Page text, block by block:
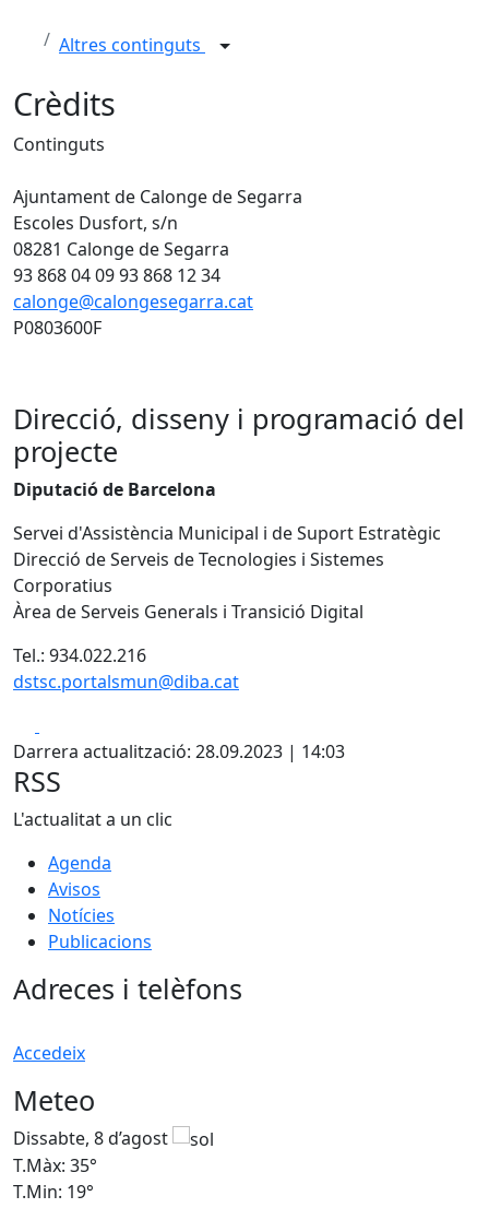
Altres continguts
Crèdits
Continguts
Ajuntament de Calonge de Segarra
Escoles Dusfort, s/n
08281 Calonge de Segarra
93 868 04 09 93 868 12 34
calonge@calongesegarra.cat
P0803600F
Direcció, disseny i programació del
projecte
Diputació de Barcelona
Servei d'Assistència Municipal i de Suport Estratègic
Direcció de Serveis de Tecnologies i Sistemes
Corporatius
Àrea de Serveis Generals i Transició Digital
Tel.: 934.022.216
dstsc.portalsmun@diba.cat
Darrera actualització: 28.09.2023 | 14:03
RSS
L'actualitat a un clic
Agenda
Avisos
Notícies
Publicacions
Adreces i telèfons
Accedeix
Meteo
Dissabte, 8 d’agost
T.Màx: 35°
T.Min: 19°